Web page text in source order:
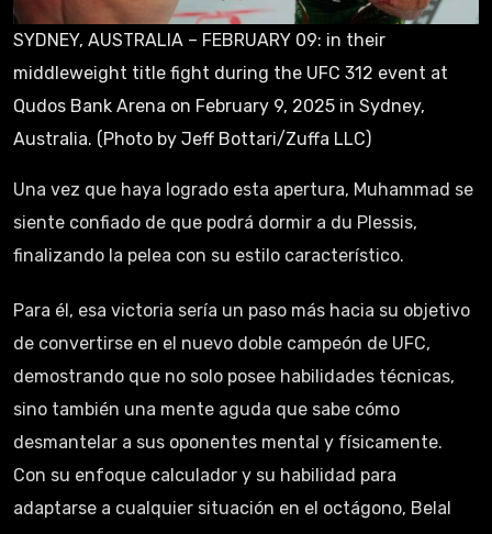
SYDNEY, AUSTRALIA – FEBRUARY 09: in their
middleweight title fight during the UFC 312 event at
Qudos Bank Arena on February 9, 2025 in Sydney,
Australia. (Photo by Jeff Bottari/Zuffa LLC)
Una vez que haya logrado esta apertura, Muhammad se
siente confiado de que podrá dormir a du Plessis,
finalizando la pelea con su estilo característico.
Para él, esa victoria sería un paso más hacia su objetivo
de convertirse en el nuevo doble campeón de UFC,
demostrando que no solo posee habilidades técnicas,
sino también una mente aguda que sabe cómo
desmantelar a sus oponentes mental y físicamente.
Con su enfoque calculador y su habilidad para
adaptarse a cualquier situación en el octágono, Belal